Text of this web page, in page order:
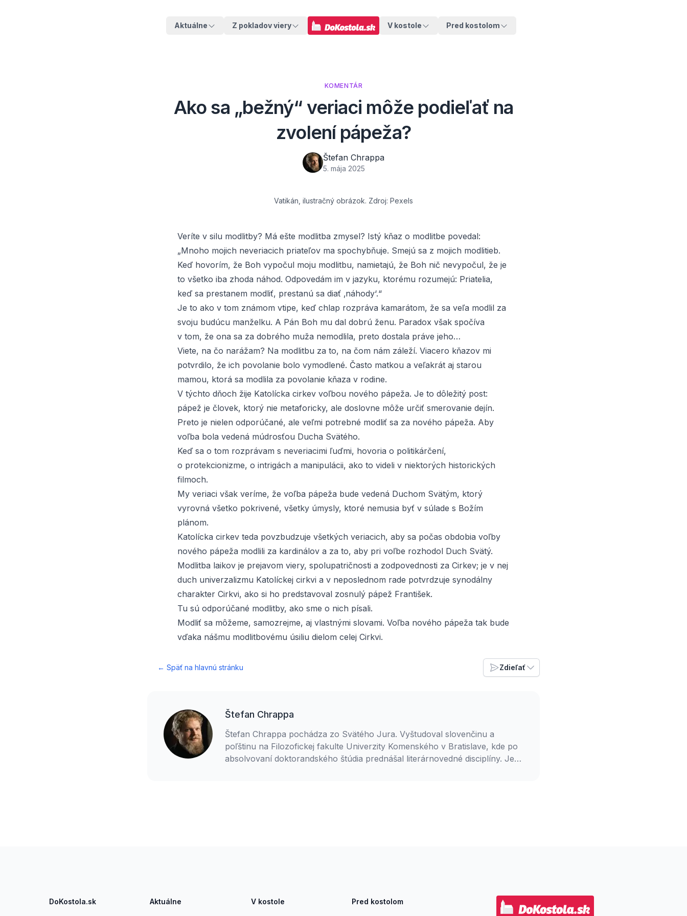
Aktuálne Z pokladov viery V kostole Pred kostolom
KOMENTÁR
Ako sa „bežný“ veriaci môže podieľať na
zvolení pápeža?
Štefan Chrappa
5. mája 2025
Vatikán, ilustračný obrázok. Zdroj: Pexels
Veríte v silu modlitby? Má ešte modlitba zmysel? Istý kňaz o modlitbe povedal:
„Mnoho mojich neveriacich priateľov ma spochybňuje. Smejú sa z mojich modlitieb.
Keď hovorím, že Boh vypočul moju modlitbu, namietajú, že Boh nič nevypočul, že je
to všetko iba zhoda náhod. Odpovedám im v jazyku, ktorému rozumejú: Priatelia,
keď sa prestanem modliť, prestanú sa diať ‚náhody‘.“
Je to ako v tom známom vtipe, keď chlap rozpráva kamarátom, že sa veľa modlil za
svoju budúcu manželku. A Pán Boh mu dal dobrú ženu. Paradox však spočíva
v tom, že ona sa za dobrého muža nemodlila, preto dostala práve jeho…
Viete, na čo narážam? Na modlitbu za to, na čom nám záleží. Viacero kňazov mi
potvrdilo, že ich povolanie bolo vymodlené. Často matkou a veľakrát aj starou
mamou, ktorá sa modlila za povolanie kňaza v rodine.
V týchto dňoch žije Katolícka cirkev voľbou nového pápeža. Je to dôležitý post:
pápež je človek, ktorý nie metaforicky, ale doslovne môže určiť smerovanie dejín.
Preto je nielen odporúčané, ale veľmi potrebné modliť sa za nového pápeža. Aby
voľba bola vedená múdrosťou Ducha Svätého.
Keď sa o tom rozprávam s neveriacimi ľuďmi, hovoria o politikárčení,
o protekcionizme, o intrigách a manipulácii, ako to videli v niektorých historických
filmoch.
My veriaci však veríme, že voľba pápeža bude vedená Duchom Svätým, ktorý
vyrovná všetko pokrivené, všetky úmysly, ktoré nemusia byť v súlade s Božím
plánom.
Katolícka cirkev teda povzbudzuje všetkých veriacich, aby sa počas obdobia voľby
nového pápeža modlili za kardinálov a za to, aby pri voľbe rozhodol Duch Svätý.
Modlitba laikov je prejavom viery, spolupatričnosti a zodpovednosti za Cirkev; je v nej
duch univerzalizmu Katolíckej cirkvi a v neposlednom rade potvrdzuje synodálny
charakter Cirkvi, ako si ho predstavoval zosnulý pápež František.
Tu sú odporúčané modlitby, ako sme o nich písali.
Modliť sa môžeme, samozrejme, aj vlastnými slovami. Voľba nového pápeža tak bude
vďaka nášmu modlitbovému úsiliu dielom celej Cirkvi.
← Späť na hlavnú stránku Zdieľať
Štefan Chrappa
Štefan Chrappa pochádza zo Svätého Jura. Vyštudoval slovenčinu a
poľštinu na Filozofickej fakulte Univerzity Komenského v Bratislave, kde po
absolvovaní doktorandského štúdia prednášal literárnovedné disciplíny. Je
DoKostola.sk Aktuálne V kostole Pred kostolom